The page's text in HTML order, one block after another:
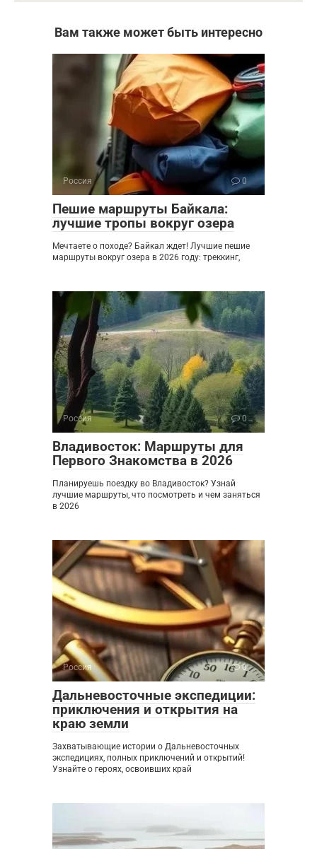
Вам также может быть интересно
Россия 0
Пешие маршруты Байкала:
лучшие тропы вокруг озера
Мечтаете о походе? Байкал ждет! Лучшие пешие
маршруты вокруг озера в 2026 году: треккинг,
Россия 0
Владивосток: Маршруты для
Первого Знакомства в 2026
Планируешь поездку во Владивосток? Узнай
лучшие маршруты, что посмотреть и чем заняться
в 2026
Россия 0
Дальневосточные экспедиции:
приключения и открытия на
краю земли
Захватывающие истории о Дальневосточных
экспедициях, полных приключений и открытий!
Узнайте о героях, освоивших край